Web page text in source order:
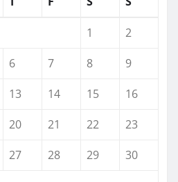
1
2
6 7 8
9
13 14 15
16
20 21 22
23
27 28 29
30